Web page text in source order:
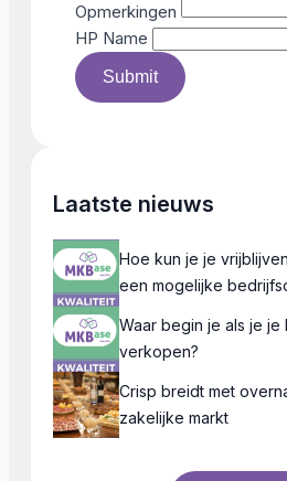
Opmerkingen
HP Name
Submit
Laatste nieuws
Hoe kun je je
een mogelijke
Waar begin je als je je
verkopen?
Crisp breidt met
zakelijke markt